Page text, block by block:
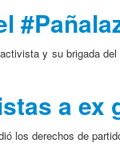
y su brigada
a ex
los derechos de